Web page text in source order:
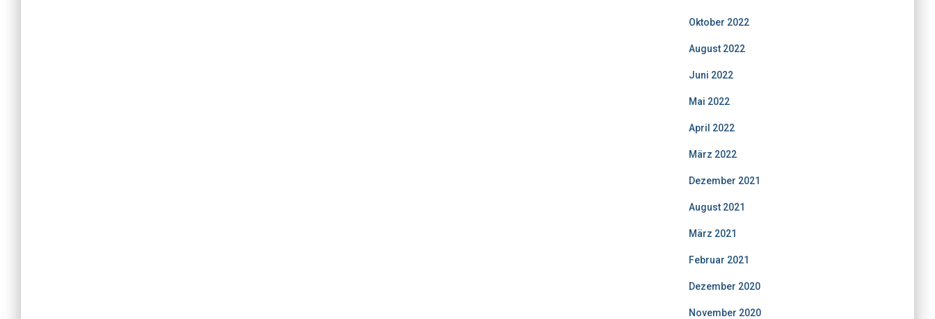
Oktober 2022
August 2022
Juni 2022
Mai 2022
April 2022
März 2022
Dezember 2021
August 2021
März 2021
Februar 2021
Dezember 2020
November 2020